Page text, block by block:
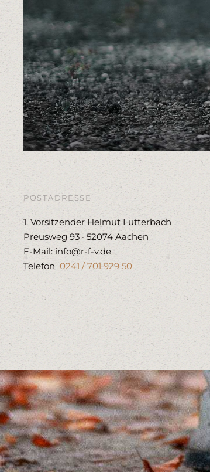
POSTADRESSE
1. Vorsitzender Helmut Lutterbach
Preusweg 93 · 52074 Aachen
E-Mail: info@r-f-v.de
Telefon 0241 / 701 929 50